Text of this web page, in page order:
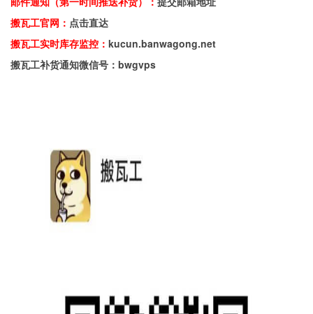
搬瓦工官网： 点击直达
搬瓦工实时库存监控： kucun.banwagong.net
搬瓦工补货通知微信号：bwgvps